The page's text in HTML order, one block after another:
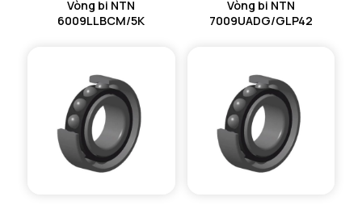
Vòng bi NTN
6009LLBCM/5K
Vòng bi NTN
7009UADG/GLP42